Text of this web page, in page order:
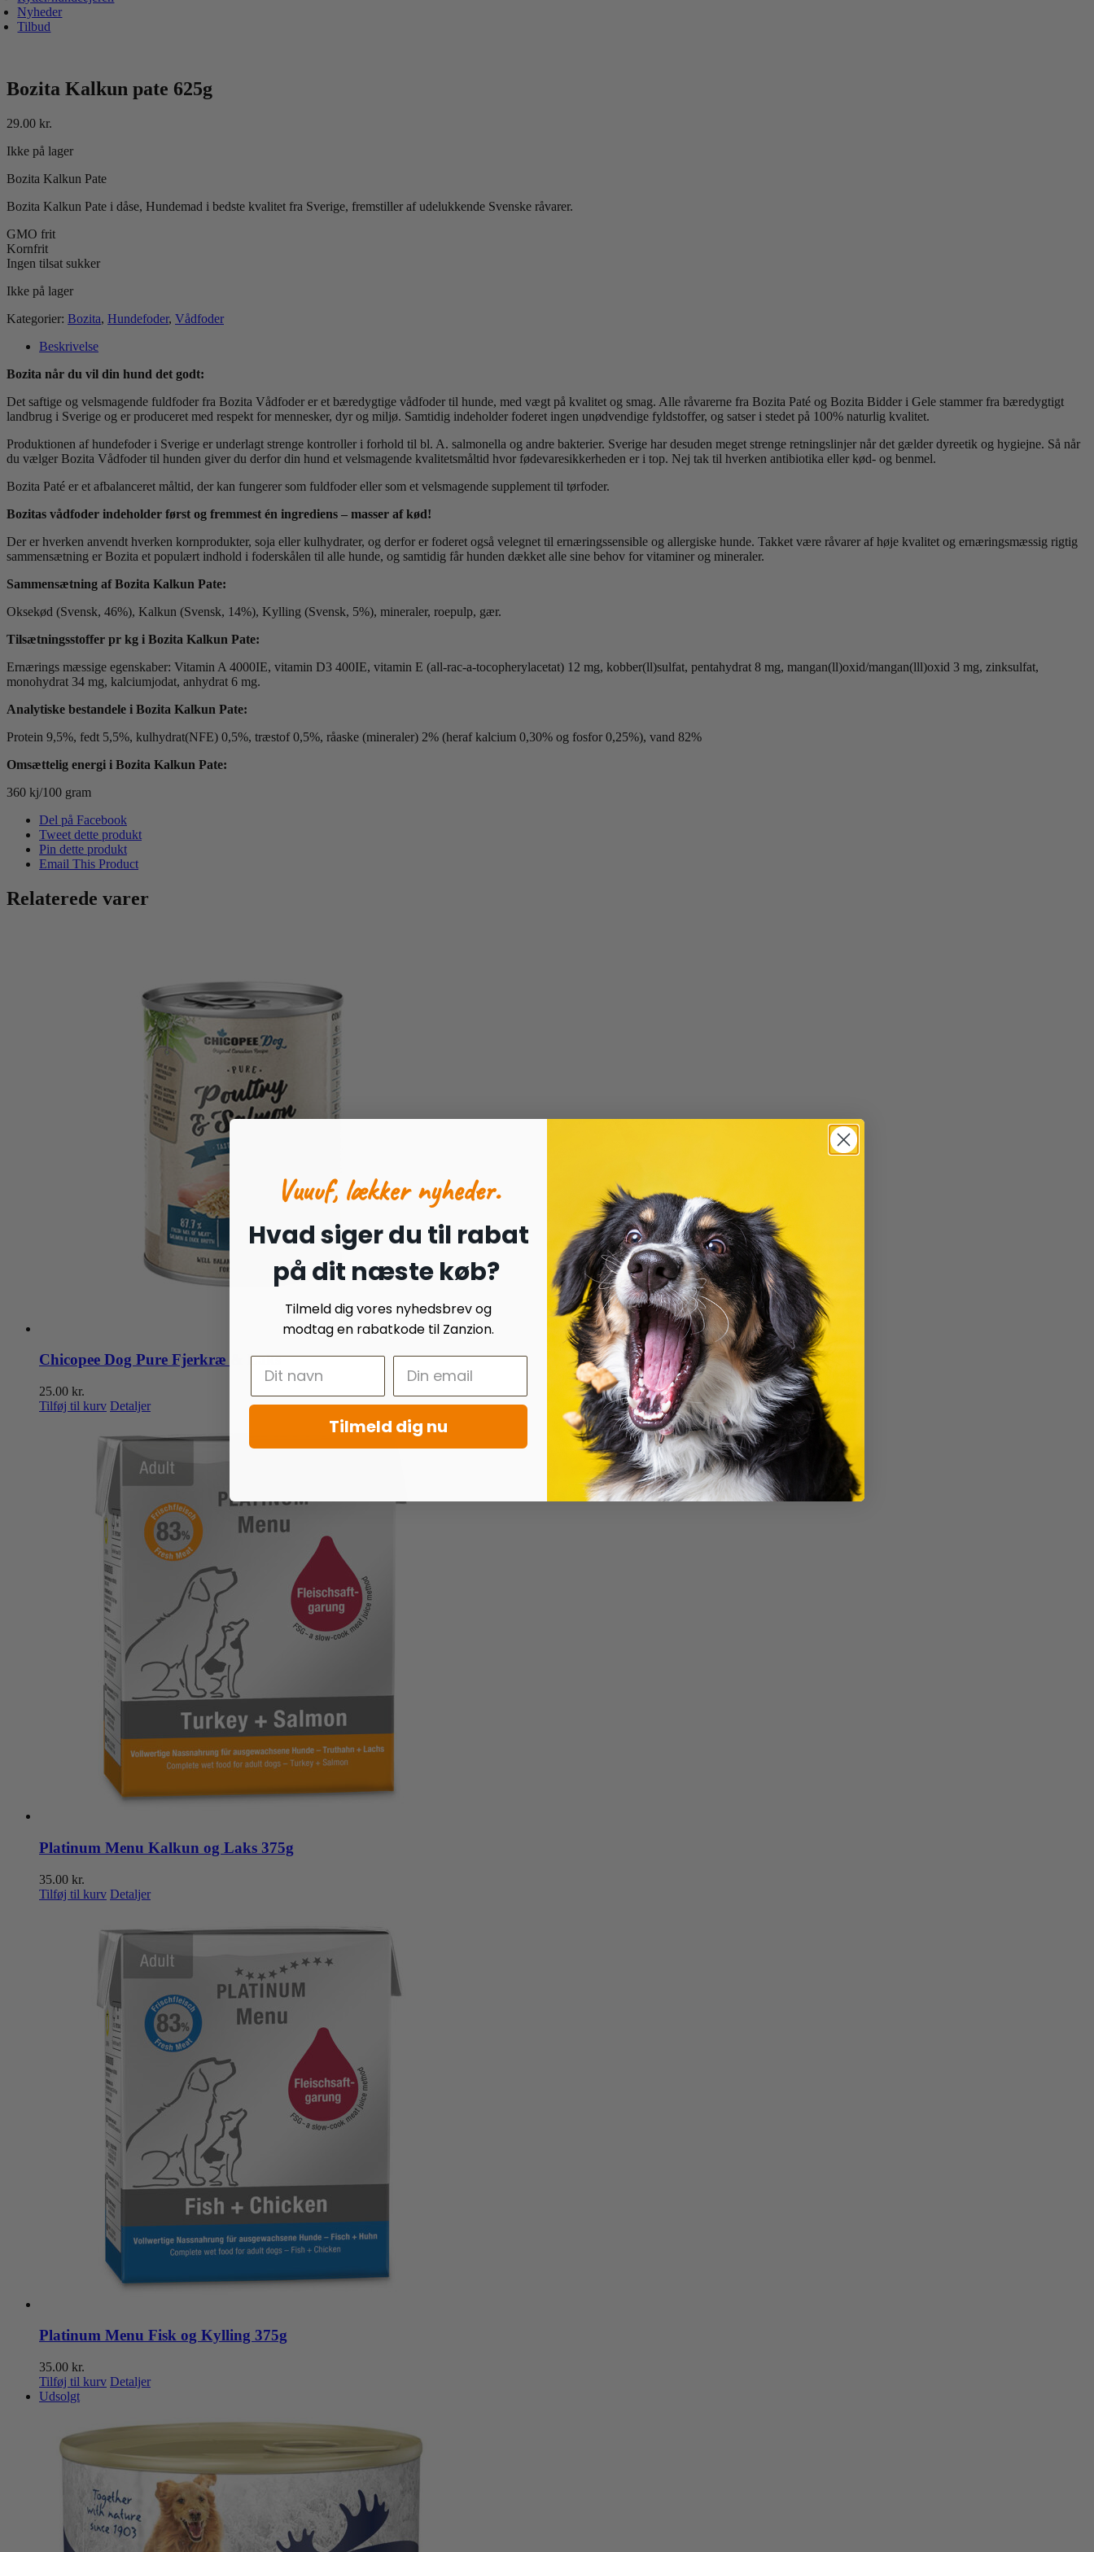
Nyheder
Tilbud
Bozita Kalkun pate 625g
29.00 kr.
Ikke på lager
Bozita Kalkun Pate
Bozita Kalkun Pate i dåse, Hundemad i bedste kvalitet fra Sverige, fremstiller af udelukkende Svenske råvarer.
GMO frit
Kornfrit
Ingen tilsat sukker
Ikke på lager
Kategorier: Bozita, Hundefoder, Vådfoder
Beskrivelse
Bozita når du vil din hund det godt:
Det saftige og velsmagende fuldfoder fra Bozita Vådfoder er et bæredygtige vådfoder til hunde, med vægt på kvalitet og smag. Alle råvarerne fra Bozita Paté og Bozita Bidder i Gele stammer fra bæredygtigt
landbrug i Sverige og er produceret med respekt for mennesker, dyr og miljø. Samtidig indeholder foderet ingen unødvendige fyldstoffer, og satser i stedet på 100% naturlig kvalitet.
Produktionen af hundefoder i Sverige er underlagt strenge kontroller i forhold til bl. A. salmonella og andre bakterier. Sverige har desuden meget strenge retningslinjer når det gælder dyreetik og hygiejne. Så når
du vælger Bozita Vådfoder til hunden giver du derfor din hund et velsmagende kvalitetsmåltid hvor fødevaresikkerheden er i top. Nej tak til hverken antibiotika eller kød- og benmel.
Bozita Paté er et afbalanceret måltid, der kan fungerer som fuldfoder eller som et velsmagende supplement til tørfoder.
Bozitas vådfoder indeholder først og fremmest én ingrediens – masser af kød!
Der er hverken anvendt hverken kornprodukter, soja eller kulhydrater, og derfor er foderet også velegnet til ernæringssensible og allergiske hunde. Takket være råvarer af høje kvalitet og ernæringsmæssig rigtig
sammensætning er Bozita et populært indhold i foderskålen til alle hunde, og samtidig får hunden dækket alle sine behov for vitaminer og mineraler.
Sammensætning af Bozita Kalkun Pate:
Oksekød (Svensk, 46%), Kalkun (Svensk, 14%), Kylling (Svensk, 5%), mineraler, roepulp, gær.
Tilsætningsstoffer pr kg i Bozita Kalkun Pate:
Ernærings mæssige egenskaber: Vitamin A 4000IE, vitamin D3 400IE, vitamin E (all-rac-a-tocopherylacetat) 12 mg, kobber(ll)sulfat, pentahydrat 8 mg, mangan(ll)oxid/mangan(lll)oxid 3 mg, zinksulfat,
monohydrat 34 mg, kalciumjodat, anhydrat 6 mg.
Analytiske bestandele i Bozita Kalkun Pate:
Protein 9,5%, fedt 5,5%, kulhydrat(NFE) 0,5%, træstof 0,5%, råaske (mineraler) 2% (heraf kalcium 0,30% og fosfor 0,25%), vand 82%
Omsættelig energi i Bozita Kalkun Pate:
360 kj/100 gram
Del på Facebook
Tweet dette produkt
Pin dette produkt
Email This Product
Relaterede varer
Chicopee Dog Pure Fjerkræ & Laks
25.00 kr.
Tilføj til kurv Detaljer
Platinum Menu Kalkun og Laks 375g
35.00 kr.
Tilføj til kurv Detaljer
Platinum Menu Fisk og Kylling 375g
35.00 kr.
Tilføj til kurv Detaljer
Udsolgt
Vuuuf, lækker nyheder.
Hvad siger du til rabat
på dit næste køb?
Tilmeld dig vores nyhedsbrev og
modtag en rabatkode til Zanzion.
Tilmeld dig nu